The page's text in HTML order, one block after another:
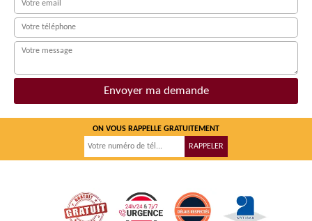
ON VOUS RAPPELLE GRATUITEMENT